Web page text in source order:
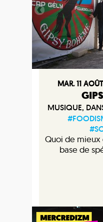
MAR. 11
MUSIQUE,
Quoi de mieux
base de